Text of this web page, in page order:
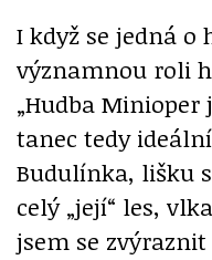
I když se jedná o
významnou roli
„Hudba
tanec tedy
Budulínka, lišku
celý „její“ les,
jsem se